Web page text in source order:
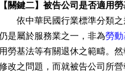
【關鍵二】被告公司是否適用勞
依中華民國行業標準分類之
是屬於服務業之一，非為勞動
用勞基法等有關退休之範疇。
改之問題，而就被告公司所